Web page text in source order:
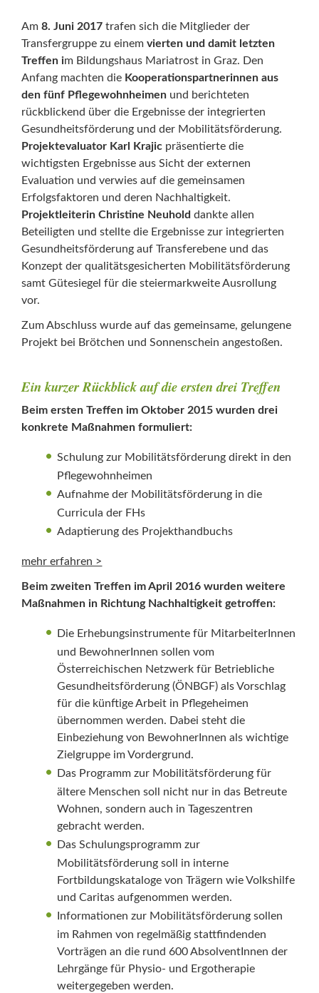
Am8. Juni 2017 trafen sich die Mitglieder der
Transfergruppe zu einemvierten und damit letzten
Treffen im Bildungshaus Mariatrost in Graz. Den
Anfang machten die Kooperationspartnerinnen aus
den fünf Pflegewohnheimen und berichteten
rückblickend über die Ergebnisse der integrierten
Gesundheitsförderung und der Mobilitätsförderung.
Projektevaluator Karl Krajic präsentierte die
wichtigsten Ergebnisse aus Sicht der externen
Evaluation und verwies auf die gemeinsamen
Erfolgsfaktoren und deren Nachhaltigkeit.
Projektleiterin Christine Neuhold dankte allen
Beteiligten und stellte die Ergebnisse zur integrierten
Gesundheitsförderung auf Transferebene und das
Konzept der qualitätsgesicherten Mobilitätsförderung
samt Gütesiegel für die steiermarkweite Ausrollung
vor.
Zum Abschluss wurde auf das gemeinsame, gelungene
Projekt bei Brötchen und Sonnenschein angestoßen.
Ein kurzer Rückblick auf die ersten drei Treffen
Beim ersten Treffen im Oktober 2015 wurden drei
konkrete Maßnahmen formuliert:
Schulung zur Mobilitätsförderung direkt in den
Pflegewohnheimen
Aufnahme der Mobilitätsförderung in die
Curricula der FHs
Adaptierung des Projekthandbuchs
mehr erfahren >
Beim zweiten Treffen im April 2016 wurden weitere
Maßnahmen in Richtung Nachhaltigkeit getroffen:
Die Erhebungsinstrumente für MitarbeiterInnen
und BewohnerInnen sollen vom
Österreichischen Netzwerk für Betriebliche
Gesundheitsförderung (ÖNBGF) als Vorschlag
für die künftige Arbeit in Pflegeheimen
übernommen werden. Dabei steht die
Einbeziehung von BewohnerInnen als wichtige
Zielgruppe im Vordergrund.
Das Programm zur Mobilitätsförderung für
ältere Menschen soll nicht nur in das Betreute
Wohnen, sondern auch in Tageszentren
gebracht werden.
Das Schulungsprogramm zur
Mobilitätsförderung soll in interne
Fortbildungskataloge von Trägern wie Volkshilfe
und Caritas aufgenommen werden.
Informationen zur Mobilitätsförderung sollen
im Rahmen von regelmäßig stattfindenden
Vorträgen an die rund 600 AbsolventInnen der
Lehrgänge für Physio- und Ergotherapie
weitergegeben werden.